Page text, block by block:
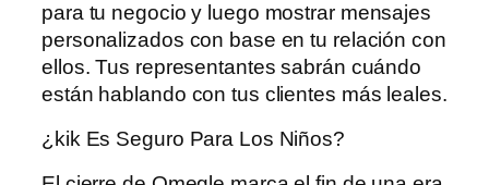
para tu negocio y luego mostrar mensajes
personalizados con base ​​en tu relación con
ellos. Tus representantes sabrán cuándo
están hablando con tus clientes más leales.
¿kik Es Seguro Para Los Niños?